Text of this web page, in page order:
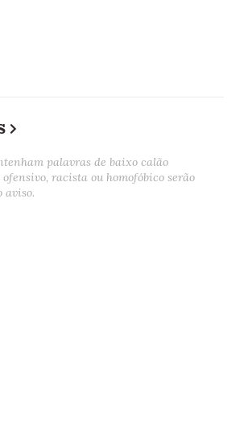
palavras de baixo calão
racista ou homofóbico serão
aviso.